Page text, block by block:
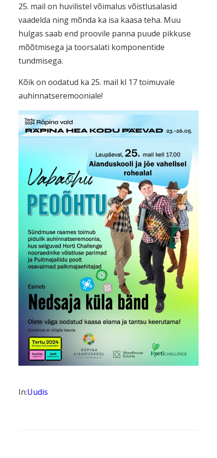
25. mail on huvilistel võimalus võistlusalasid
vaadelda ning mõnda ka isa kaasa teha. Muu
hulgas saab end proovile panna puude pikkuse
mõõtmisega ja toorsalati komponentide
tundmisega.
Kõik on oodatud ka 25. mail kl 17 toimuvale
auhinnatseremooniale!
In:Uudis